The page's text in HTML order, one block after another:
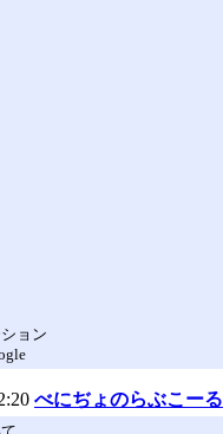
ョン
べにぢょのらぶこーる